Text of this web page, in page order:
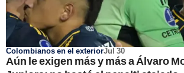
Colombianos en el exteriorJul 30
Aún le exigen más y más a Álvaro